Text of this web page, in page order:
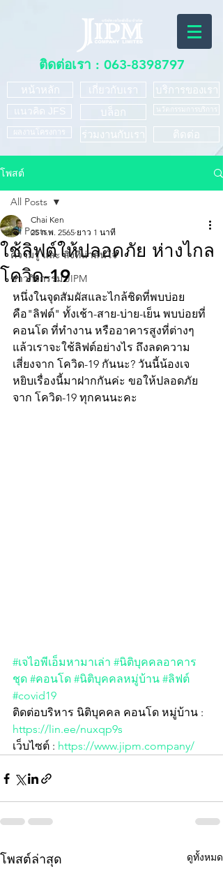
ติดต่อเรา : 063-8398797
หน้าหลัก
แนวคิด JFS
ผลงานโครงการ
เกี่ยวกับเรา
บล็อก
ร่วมงานกับเรา
บริการของเรา
นวัตกรรมการบริการ
ติดต่อ
โพสต์
All Posts
ความรู้ และ สิ่งที่น่าสนใจ
ข่าวกิจกรรม JIPM
All Posts
ใช้ลิฟต์ให้ปลอดภัย ห่างไกล
โควิด-19
Chai Ken
25 ก.พ. 2565 ยาว 1 นาที
หนึ่งในจุดสัมผัสและไกล้ชิดที่พบบ่อย
คือ"ลิฟต์" ทั้งเช้า-สาย-บ่าย-เย็น พบบ่อยที่
คอนโด ที่ทำงาน หรืออาคารสูงที่ต่างๆ
แล้วเราจะใช้ลิฟต์อย่างไร ถึงลดความ
เสี่ยงจาก โควิด-19 กันนะ? วันนี้น้องเจ
หยิบเรื่องนี้มาฝากกันค่ะ ขอให้ปลอดภัย
จาก โควิด-19 ทุกคนนะคะ
#เจไอพีเอ็มหามาเล่า #นิติบุคคลอาคาร
ชุด #คอนโด #นิติบุคคลหมู่บ้าน #ลิฟต์
#covid19
ติดต่อบริหาร นิติบุคคล คอนโด หมู่บ้าน :
https://lin.ee/nuxqp9s
เว็บไซต์ : https://www.jipm.company/
โพสต์ล่าสุด ดูทั้งหมด